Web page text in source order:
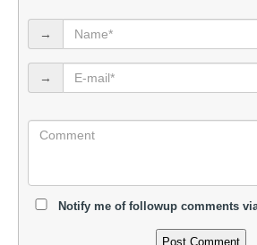
→
→
Notify me of followup comments